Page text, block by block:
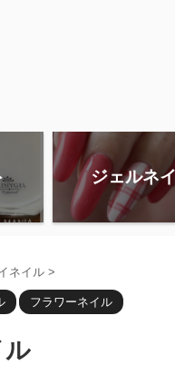
ジェルネ
ネイル >
フラワーネイル
ル